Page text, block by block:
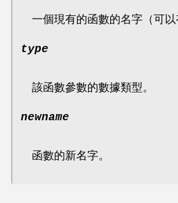
一個現有的函數的名字（可以
type
該函數參數的數據類型。
newname
函數的新名字。